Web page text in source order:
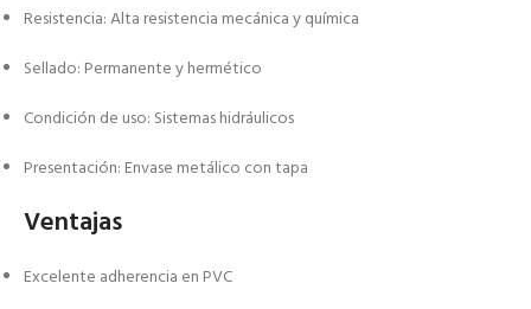
Resistencia: Alta resistencia mecánica y química
Sellado: Permanente y hermético
Condición de uso: Sistemas hidráulicos
Presentación: Envase metálico con tapa
Ventajas
Excelente adherencia en PVC